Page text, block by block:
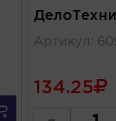
Артикул :
134.25